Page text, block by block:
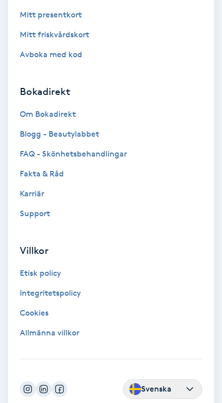
Brynfärgning
Bröllopsuppsättning
Celluliter
Coachning
Cryoterapi
Damklippning
Diamantslipning
Mitt presentkort
Mitt friskvårdskort
Avboka med kod
Bokadirekt
Om Bokadirekt
Blogg - Beautylabbet
FAQ - Skönhetsbehandlingar
Fakta & Råd
Karriär
Support
Villkor
Etisk policy
Integritetspolicy
Cookies
Allmänna villkor
Svenska